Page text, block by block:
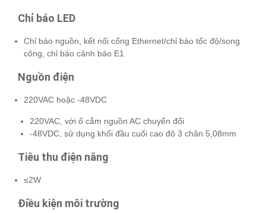
Chỉ báo LED
Chỉ báo nguồn, kết nối cổng Ethernet/chỉ báo tốc độ/song
công, chỉ báo cảnh báo E1
Nguồn điện
220VAC hoặc -48VDC
220VAC, với ổ cắm nguồn AC chuyển đổi
-48VDC, sử dụng khối đầu cuối cao độ 3 chân 5,08mm
Tiêu thu điện năng
≤2W
Điều kiện môi trường